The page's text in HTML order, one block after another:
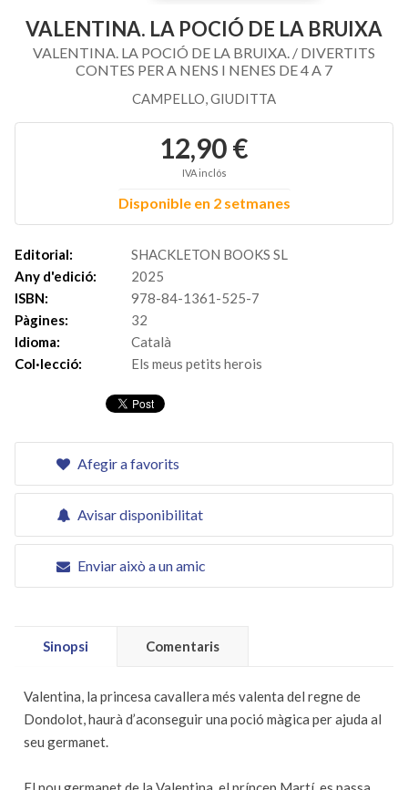
VALENTINA. LA POCIÓ DE LA BRUIXA
VALENTINA. LA POCIÓ DE LA BRUIXA. / DIVERTITS
CONTES PER A NENS I NENES DE 4 A 7
CAMPELLO, GIUDITTA
12,90 €
IVA inclós
Disponible en 2 setmanes
Editorial:
SHACKLETON BOOKS SL
Any d'edició:
2025
ISBN:
978-84-1361-525-7
Pàgines:
32
Idioma:
Català
Col·lecció:
Els meus petits herois
Afegir a favorits
Avisar disponibilitat
Enviar això a un amic
Sinopsi Comentaris
Valentina, la princesa cavallera més valenta del regne de
Dondolot, haurà d’aconseguir una poció màgica per ajuda al
seu germanet.